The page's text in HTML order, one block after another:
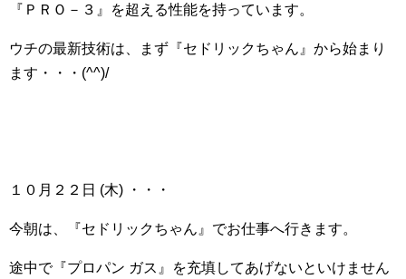
『ＰＲＯ－３』を超える性能を持っています。
ウチの最新技術は、まず『セドリックちゃん』から始まり
ます・・・(^^)/
１０月２２日 (木) ・・・
今朝は、『セドリックちゃん』でお仕事へ行きます。
途中で『プロパン ガス』を充填してあげないといけません